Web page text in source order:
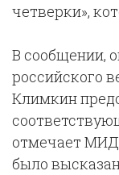
четверки»,
В сообщении,
российского
Климкин
отмечает
было